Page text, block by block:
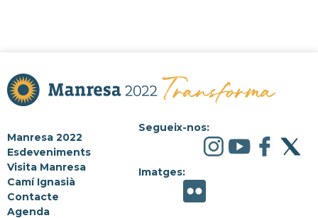
Manresa 2022
Esdeveniments
Visita Manresa
Camí Ignasià
Contacte
Agenda
Segueix-nos:
Imatges: